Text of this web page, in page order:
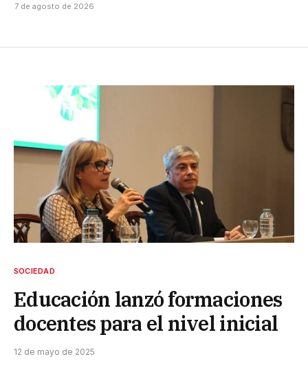
7 de agosto de 2026
SOCIEDAD
Educación lanzó formaciones
docentes para el nivel inicial
12 de mayo de 2025